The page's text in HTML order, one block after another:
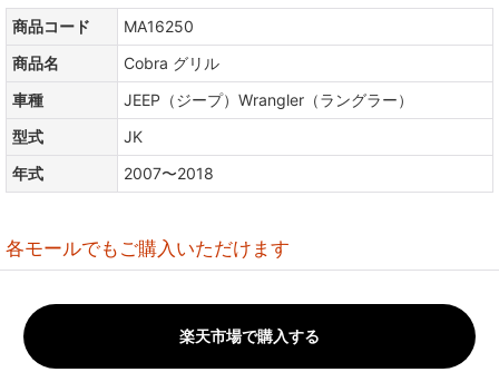
商品コード
MA16250
商品名
Cobra グリル
車種
JEEP（ジープ）Wrangler（ラングラー）
型式
JK
年式
2007〜2018
各モールでもご購入いただけます
楽天市場で購入する